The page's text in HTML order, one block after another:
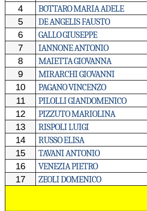
4 BOTTARO MARIA ADELE
5 DE ANGELIS FAUSTO
6 GALLO GIUSEPPE
7 IANNONE ANTONIO
8 MAIETTA GIOVANNA
9 MIRARCHI GIOVANNI
10 PAGANO VINCENZO
11 PILOLLI GIANDOMENICO
12 PIZZUTO MARIOLINA
13 RISPOLI LUIGI
14 RUSSO ELISA
15 TAVANI ANTONIO
16 VENEZIA PIETRO
17 ZEOLI DOMENICO